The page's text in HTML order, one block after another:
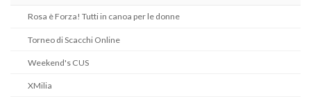
Rosa è Forza! Tutti in canoa per le donne
Torneo di Scacchi Online
Weekend's CUS
XMilia